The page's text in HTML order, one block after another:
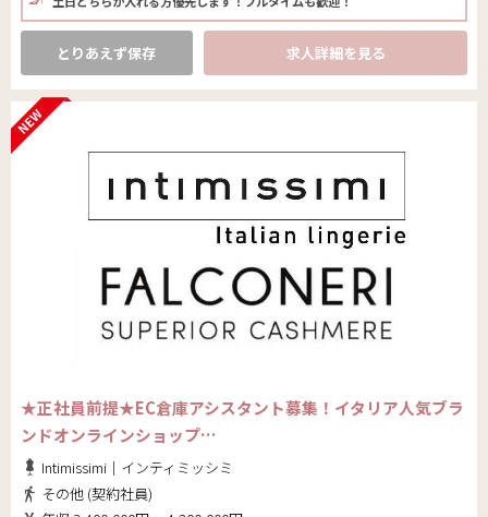
とりあえず保存 求人詳細を見る
★正社員前提★EC倉庫アシスタント募集！イタリア人気ブラ
ンドオンラインショップ…
Intimissimi｜インティミッシミ
その他 (契約社員)